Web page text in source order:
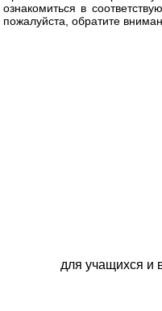
ознакомиться в
пожалуйста, обратите
для учащихся и